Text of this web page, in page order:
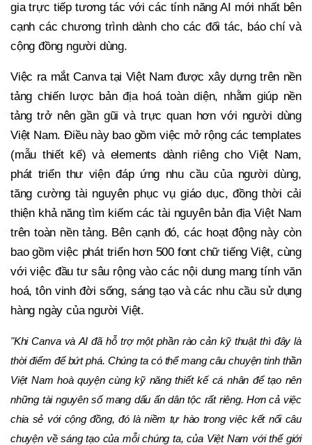
gia trực tiếp tương tác với các tính năng AI mới nhất bên
cạnh các chương trình dành cho các đối tác, báo chí và
cộng đồng người dùng.
Việc ra mắt Canva tại Việt Nam được xây dựng trên nền
tảng chiến lược bản địa hoá toàn diện, nhằm giúp nền
tảng trở nên gần gũi và trực quan hơn với người dùng
Việt Nam. Điều này bao gồm việc mở rộng các templates
(mẫu thiết kế) và elements dành riêng cho Việt Nam,
phát triển thư viện đáp ứng nhu cầu của người dùng,
tăng cường tài nguyên phục vụ giáo dục, đồng thời cải
thiện khả năng tìm kiếm các tài nguyên bản địa Việt Nam
trên toàn nền tảng. Bên cạnh đó, các hoạt động này còn
bao gồm việc phát triển hơn 500 font chữ tiếng Việt, cùng
với việc đầu tư sâu rộng vào các nội dung mang tính văn
hoá, tôn vinh đời sống, sáng tạo và các nhu cầu sử dụng
hàng ngày của người Việt.
"Khi Canva và AI đã hỗ trợ một phần rào cản kỹ thuật thì đây là
thời điểm để bứt phá. Chúng ta có thể mang câu chuyện tinh thần
Việt Nam hoà quyện cùng kỹ năng thiết kế cá nhân để tạo nên
những tài nguyên số mang dấu ấn dân tộc rất riêng. Hơn cả việc
chia sẻ với cộng đồng, đó là niềm tự hào trong việc kết nối câu
chuyện về sáng tạo của mỗi chúng ta, của Việt Nam với thế giới